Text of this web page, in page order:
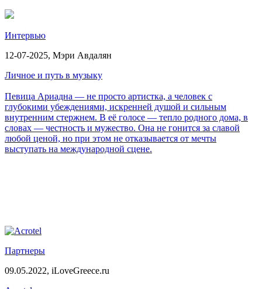
Интервью
12-07-2025, Мэри Авдалян
Личное и путь в музыку
Певица Ариадна — не просто артистка, а человек с
глубокими убеждениями, искренней душой и сильным
внутренним стержнем. В её голосе — тепло родного дома, в
словах — честность и мужество. Она не гонится за славой
любой ценой, но при этом не отказывается от мечты
выступать на международной сцене.
Партнеры
09.05.2022, iLoveGreece.ru